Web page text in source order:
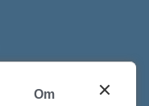
Om